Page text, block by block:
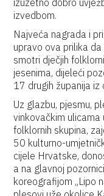
izuzetno dobro
izvedbom.
Najveća nagrada i
upravo ova prilika
smotri dječjih
jesenima, dijeleći
17 drugih županija
Uz glazbu, pjesmu,
vinkovačkim ulicama
folklornih skupina,
50 kulturno-
cijele Hrvatske,
a na glavnoj
koreografijom „Lipo